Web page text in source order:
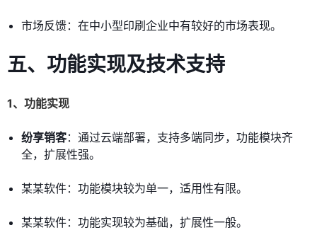
市场反馈：在中小型印刷企业中有较好的市场表现。
五、功能实现及技术支持
1、功能实现
纷享销客：通过云端部署，支持多端同步，功能模块齐
全，扩展性强。
某某软件：功能模块较为单一，适用性有限。
某某软件：功能实现较为基础，扩展性一般。